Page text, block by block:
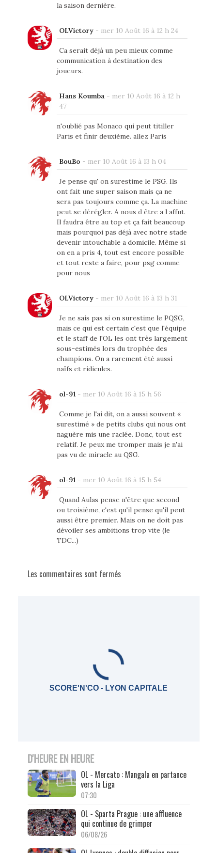
la saison dernière.
OLVictory- mer 10 Août 16 à 12 h 24
Ca serait déjà un peu mieux comme
communication à destination des
joueurs.
Hans Koumba - mer 10 Août 16 à 12 h
47
n'oublié pas Monaco qui peut titiller
Paris et finir deuxième. allez Paris
BouBo - mer 10 Août 16 à 13 h 04
Je pense qu' on surestime le PSG. Ils
ont fait une super saison mais ça ne
sera pas toujours comme ça. La machine
peut se dérégler. A nous d être a l affut.
Il faudra être au top et ça fait beaucoup
mais pourquoi pas déjà avec notre stade
devenir intouchable a domicile. Même si
on en a pris 4, tout est encore possible
et tout reste a faire, pour psg comme
pour nous
OLVictory- mer 10 Août 16 à 13 h 31
Je ne sais pas si on surestime le PQSG,
mais ce qui est certain c'est que l'équipe
et le staff de l'OL les ont très largement
sous-estimés lors du trophée des
champions. On a rarement été aussi
naïfs et ridicules.
ol-91 - mer 10 Août 16 à 15 h 56
Comme je l'ai dit, on a aussi souvent «
surestimé » de petits clubs qui nous ont
naguère mis une raclée. Donc, tout est
relatif. Je peux me tromper mais je n'ai
pas vu de miracle au QSG.
ol-91 - mer 10 Août 16 à 15 h 54
Quand Aulas pense n'être que second
ou troisième, c'est qu'il pense qu'il peut
aussi être premier. Mais on ne doit pas
dévoiler ses ambitions trop vite (le
TDC...)
Les commentaires sont fermés
SCORE'N'CO - LYON CAPITALE
D'HEURE EN HEURE
OL - Mercato : Mangala en partance
vers la Liga
07:30
OL - Sparta Prague : une affluence
qui continue de grimper
06/08/26